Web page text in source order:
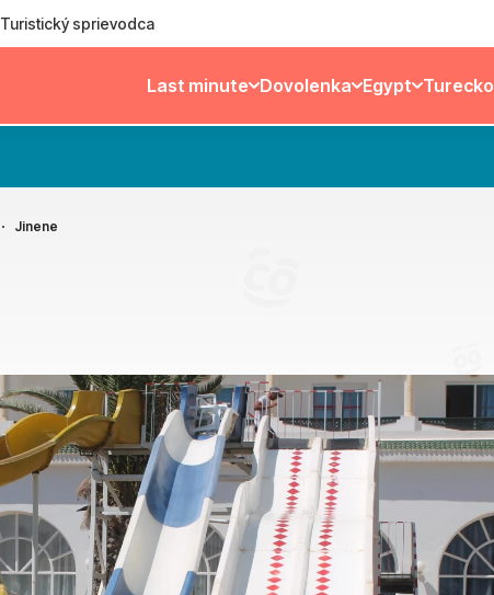
Turistický sprievodca
Last minute Dovolenka Egypt Turecko
Jinene